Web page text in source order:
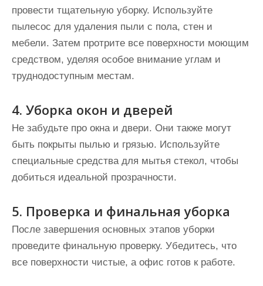
провести тщательную уборку. Используйте
пылесос для удаления пыли с пола, стен и
мебели. Затем протрите все поверхности моющим
средством, уделяя особое внимание углам и
труднодоступным местам.
4. Уборка окон и дверей
Не забудьте про окна и двери. Они также могут
быть покрыты пылью и грязью. Используйте
специальные средства для мытья стекол, чтобы
добиться идеальной прозрачности.
5. Проверка и финальная уборка
После завершения основных этапов уборки
проведите финальную проверку. Убедитесь, что
все поверхности чистые, а офис готов к работе.